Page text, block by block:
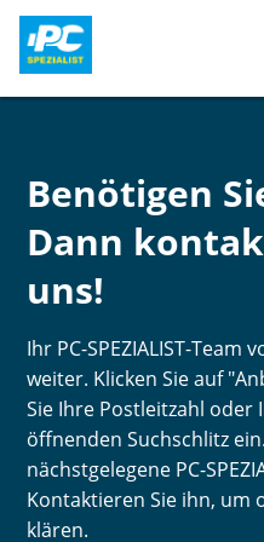
Benötigen
Dann
uns!
Ihr PC-SPEZIALIST-
weiter. Klicken Sie auf
Sie Ihre Postleitzahl
öffnenden Suchschlitz
nächstgelegene PC-
Kontaktieren Sie ihn, um
klären.